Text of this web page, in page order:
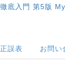
底入門 第5版
正誤表 お問い